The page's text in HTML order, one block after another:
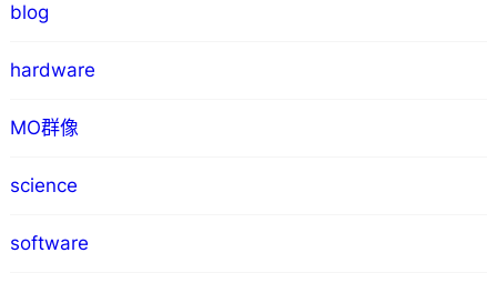
blog
hardware
MO群像
science
software